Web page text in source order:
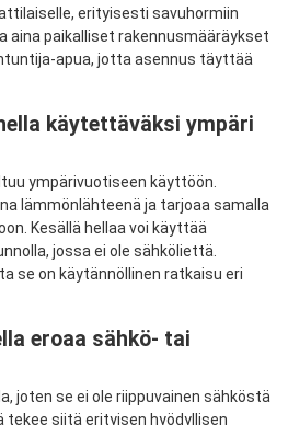
erityisesti savuhormiin
aina paikalliset rakennusmääräykset
apua, jotta asennus täyttää
käytettäväksi ympäri
ympärivuotiseen käyttöön.
lämmönlähteenä ja tarjoaa samalla
Kesällä hellaa voi käyttää
jossa ei ole sähköliettä.
se on käytännöllinen ratkaisu eri
eroaa sähkö- tai
joten se ei ole riippuvainen sähköstä
siitä erityisen hyödyllisen